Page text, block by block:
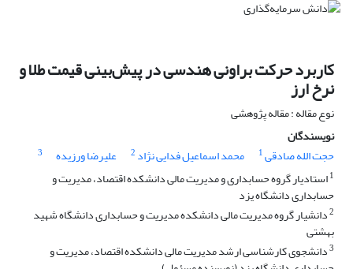
کاربرد حرکت براونی هندسی در پیش‌بینی قیمت طلا و
نرخ ارز
نوع مقاله : مقاله پژوهشی
نویسندگان
حجت الله صادقی1 محمد اسماعیل فدایی نژاد 2 علیرضا ورزیده
3
1استادیار گروه حسابداری و مدیریت مالی دانشکده اقتصاد، مدیریت و
حسابداری دانشگاه یزد
2دانشیار گروه مدیریت مالی دانشکده مدیریت و حسابداری دانشگاه شهید
بهشتی
3دانشجوی کارشناسی ارشد مدیریت مالی دانشکده اقتصاد، مدیریت و